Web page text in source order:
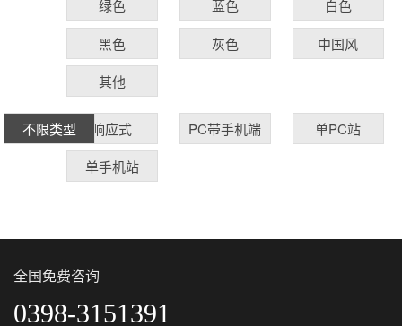
绿色 蓝色 白色
黑色 灰色 中国风
其他
不限类型 响应式 PC带手机端 单PC站
单手机站
全国免费咨询
0398-3151391